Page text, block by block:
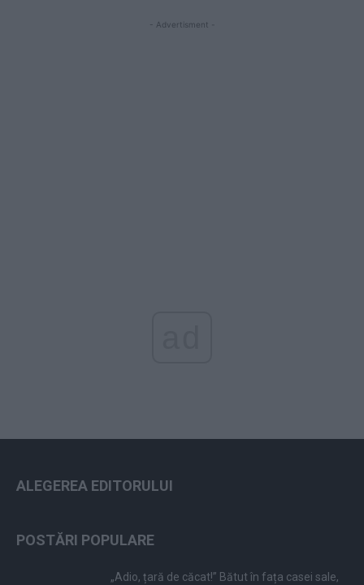
- Advertisment -
ALEGEREA EDITORULUI
POSTĂRI POPULARE
„Adio, țară de căcat!” Bătut în fața casei sale,